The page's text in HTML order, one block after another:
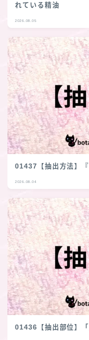
れている精油
2026.08.05
01437【抽出方法】
2026.08.04
01436【抽出部位】